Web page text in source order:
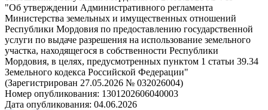
"Об утверждении Административного регламента
Министерства земельных и имущественных отношений
Республики Мордовия по предоставлению государственной
услуги по выдаче разрешения на использование земельного
участка, находящегося в собственности Республики
Мордовия, в целях, предусмотренных пунктом 1 статьи 39.34
Земельного кодекса Российской Федерации"
(Зарегистрирован 27.05.2026 № 032026004)
Номер опубликования: 1301202606040003
Дата опубликования: 04.06.2026